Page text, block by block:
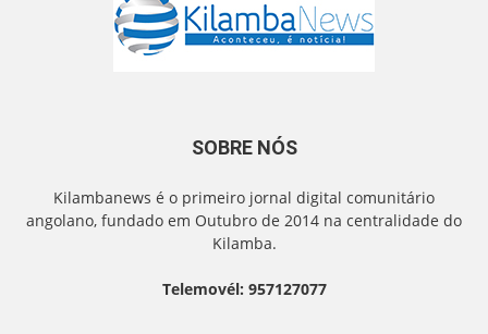
SOBRE NÓS
Kilambanews é o primeiro jornal digital comunitário
angolano, fundado em Outubro de 2014 na centralidade do
Kilamba.
Telemovél: 957127077